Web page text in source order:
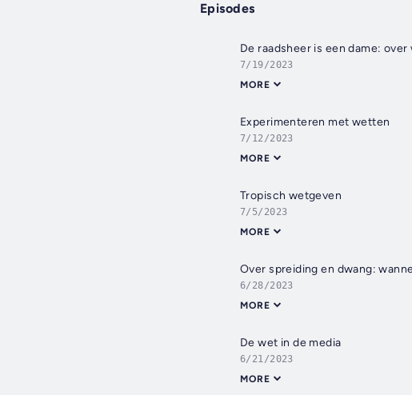
Episodes
De raadsheer is een dame:
7/19/2023
MORE
Experimenteren met wetten
7/12/2023
MORE
Tropisch wetgeven
7/5/2023
MORE
Over spreiding en dwang:
6/28/2023
MORE
De wet in de media
6/21/2023
MORE